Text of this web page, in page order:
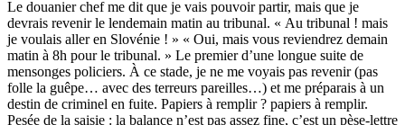
Le douanier chef me dit que je vais pouvoir partir, mais que je
devrais revenir le lendemain matin au tribunal. « Au tribunal ! mais
je voulais aller en Slovénie ! » « Oui, mais vous reviendrez demain
matin à 8h pour le tribunal. » Le premier d’une longue suite de
mensonges policiers. À ce stade, je ne me voyais pas revenir (pas
folle la guêpe… avec des terreurs pareilles…) et me préparais à un
destin de criminel en fuite. Papiers à remplir ? papiers à remplir.
Pesée de la saisie : la balance n’est pas assez fine, c’est un pèse-lettre